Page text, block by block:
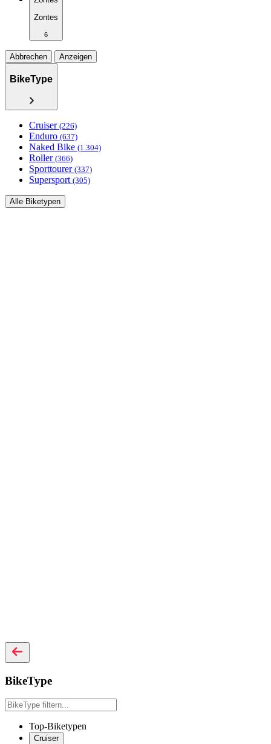
Zontes
6
Abbrechen Anzeigen
BikeType
Cruiser (226)
Enduro (637)
Naked Bike (1.304)
Roller (366)
Sporttourer (337)
Supersport (305)
Alle Biketypen
BikeType
Top-Biketypen
Cruiser